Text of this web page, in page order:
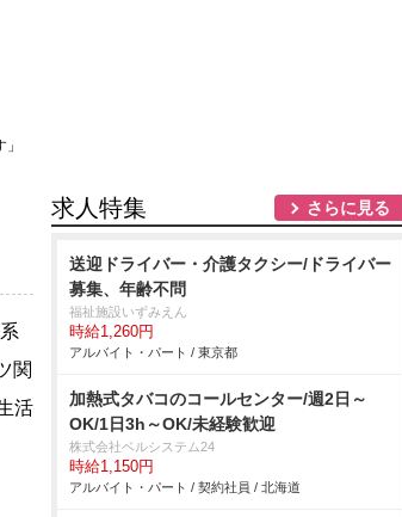
関
活
求人特集 さらに見る
送迎ドライバー・介護タクシー/ドライバー
募集、年齢不問
福祉施設いずみえん
時給1,260円
アルバイト・パート / 東京都
加熱式タバコのコールセンター/週2日～
OK/1日3h～OK/未経験歓迎
株式会社ベルシステム24
時給1,150円
アルバイト・パート / 契約社員 / 北海道